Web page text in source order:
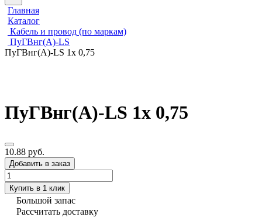
Главная
Каталог
Кабель и провод (по маркам)
ПуГВнг(А)-LS
ПуГВнг(А)-LS 1х 0,75
ПуГВнг(А)-LS 1х 0,75
10.88 руб.
Добавить в заказ
Купить в 1 клик
Большой запас
Рассчитать доставку